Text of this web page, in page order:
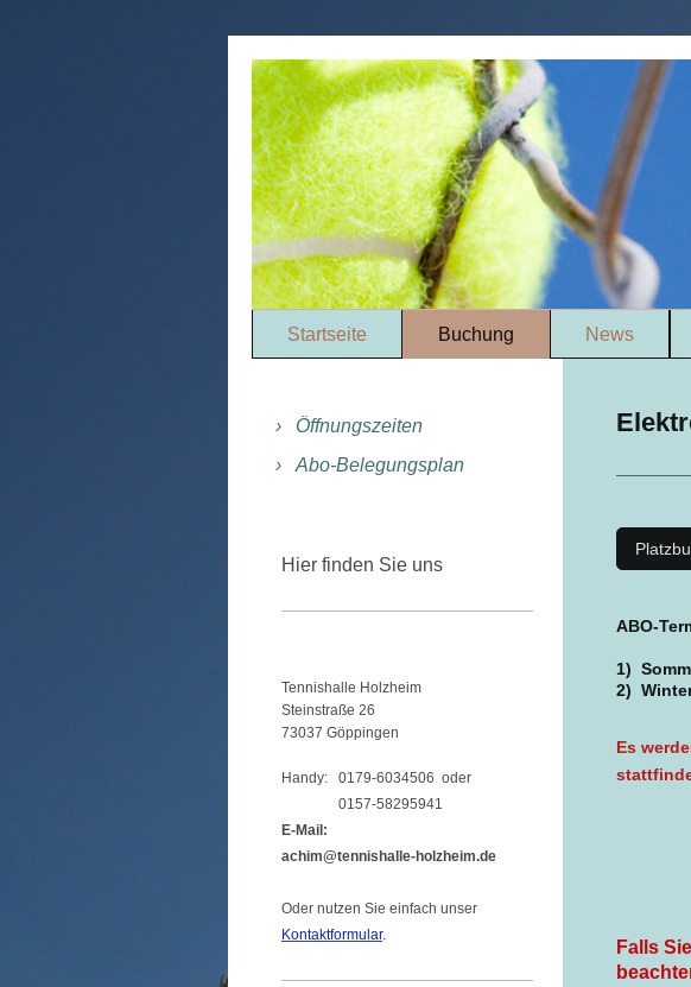
Startseite Buchung News
1)
2)
Es
Falls
Öffnungszeiten
Abo-Belegungsplan
Hier finden Sie uns
Tennishalle Holzheim
Steinstraße 26
73037 Göppingen
Handy: 0179-6034506 oder
0157-58295941
E-Mail:
achim@tennishalle-holzheim.de
Oder nutzen Sie einfach unser
Kontaktformular.